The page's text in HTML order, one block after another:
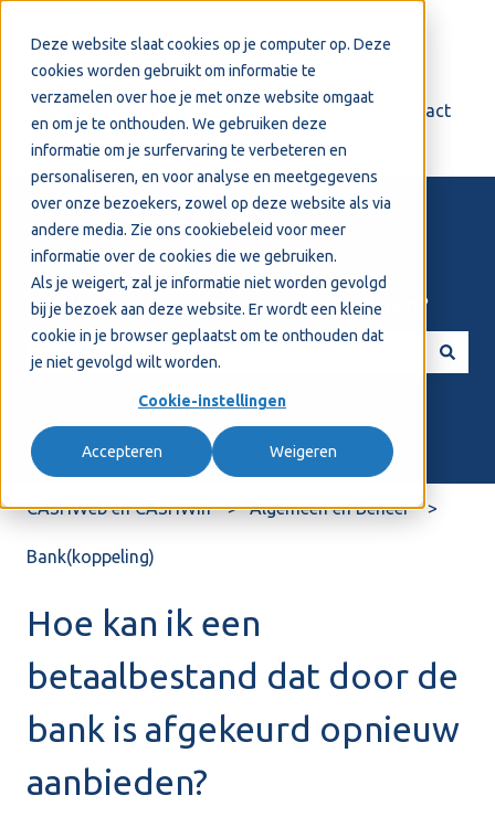
Deze website slaat cookies op je computer op. Deze
cookies worden gebruikt om informatie te
verzamelen over hoe je met onze website omgaat
en om je te onthouden. We gebruiken deze
informatie om je surfervaring te verbeteren en
personaliseren, en voor analyse en meetgegevens
over onze bezoekers, zowel op deze website als via
andere media. Zie ons cookiebeleid voor meer
informatie over de cookies die we gebruiken.
Als je weigert, zal je informatie niet worden gevolgd
bij je bezoek aan deze website. Er wordt een kleine
cookie in je browser geplaatst om te onthouden dat
je niet gevolgd wilt worden.
Cookie-instellingen
Accepteren Weigeren
Support Contact
Welkom! Hoe kunnen we je helpen?
CASHWeb en CASHWin Algemeen en Beheer
Bank(koppeling)
Hoe kan ik een
betaalbestand dat door de
bank is afgekeurd opnieuw
aanbieden?